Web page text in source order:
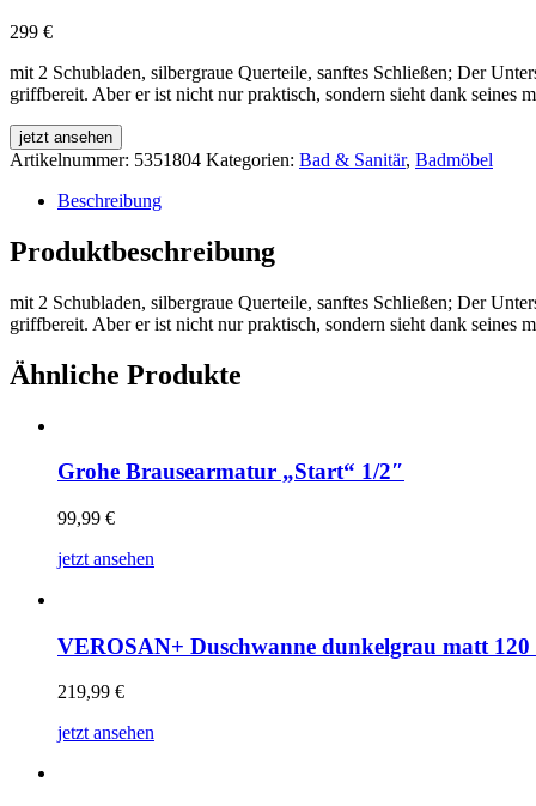
299 €
mit 2 Schubladen, silbergraue Querteile, sanftes Schließen; Der
griffbereit. Aber er ist nicht nur praktisch, sondern sieht dank seines
jetzt ansehen
Artikelnummer: 5351804 Kategorien: Bad & Sanitär, Badmöbel
Beschreibung
Produktbeschreibung
mit 2 Schubladen, silbergraue Querteile, sanftes Schließen; Der
griffbereit. Aber er ist nicht nur praktisch, sondern sieht dank seines
Ähnliche Produkte
Grohe Brausearmatur „Start“ 1/2″
99,99 €
jetzt ansehen
VEROSAN+ Duschwanne dunkelgrau matt 120
219,99 €
jetzt ansehen